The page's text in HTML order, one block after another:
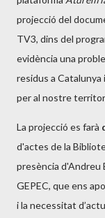
projecció del
TV3, dins del
evidència una
residus a
per al nostre
La projecció es farà
d'actes de la
presència d'Andreu
GEPEC, que ens
i la necessitat